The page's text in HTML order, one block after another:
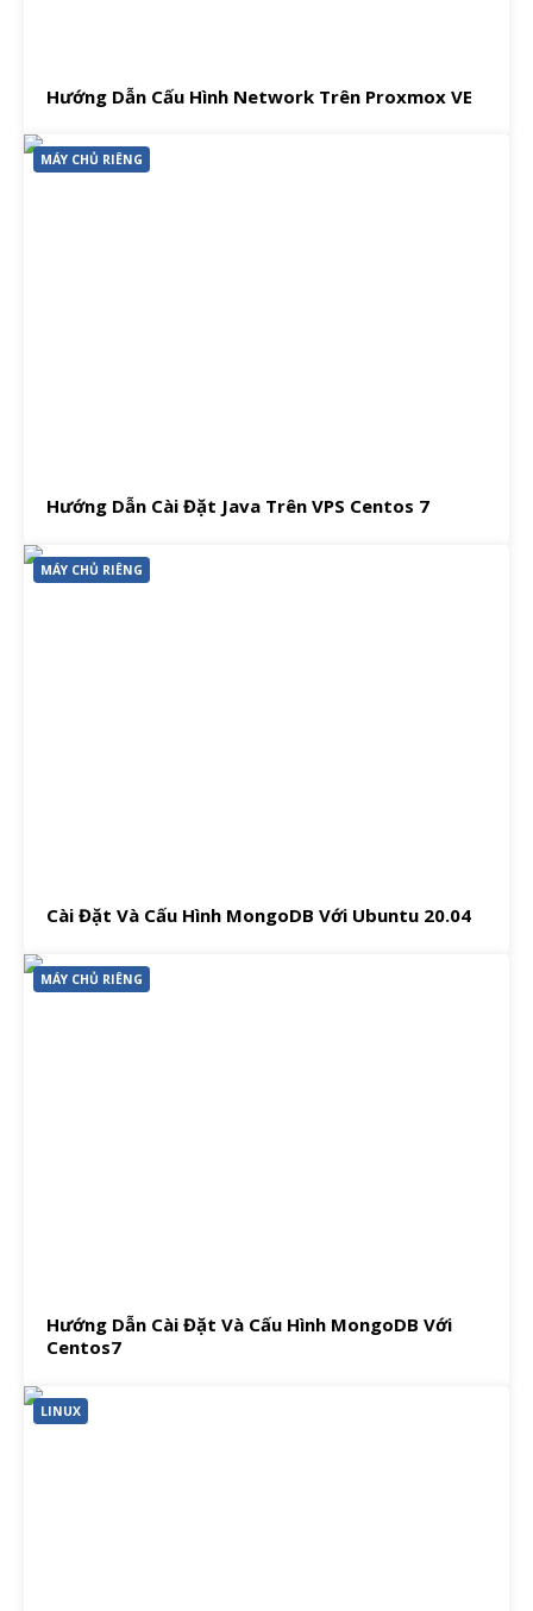
Hướng Dẫn Cấu Hình Network Trên Proxmox VE
MÁY CHỦ RIÊNG
Hướng Dẫn Cài Đặt Java Trên VPS Centos 7
MÁY CHỦ RIÊNG
Cài Đặt Và Cấu Hình MongoDB Với Ubuntu 20.04
MÁY CHỦ RIÊNG
Hướng Dẫn Cài Đặt Và Cấu Hình MongoDB Với
Centos7
LINUX